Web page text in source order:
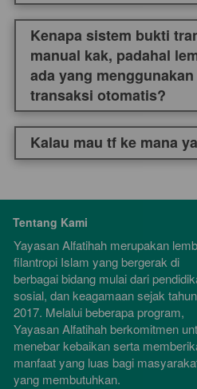
Kenapa sistem bukti
manual kak, padahal
ada yang
transaksi otomatis?
Kalau mau tf ke mana
Tentang Kami
Yayasan Alfatihah merupakan
filantropi Islam yang bergerak di
berbagai bidang mulai dari
sosial, dan keagamaan sejak tahun
2017. Melalui beberapa program,
Yayasan Alfatihah berkomitmen
menebar kebaikan serta
manfaat yang luas bagi
yang membutuhkan.